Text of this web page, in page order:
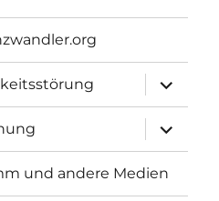
öffnen
öffnen
und andere Medien